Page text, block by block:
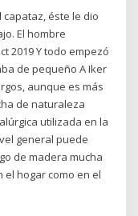
capataz, éste le dio
El hombre
2019 Y todo empezó
de pequeño A Iker
aunque es más
de naturaleza
utilizada en la
general puede
de madera mucha
el hogar como en el